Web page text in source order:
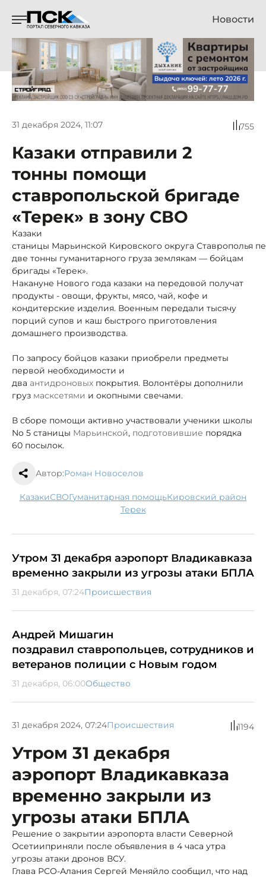
Новости
31 декабря 2024, 11:07 755
Казаки отправили 2
тонны помощи
ставропольской бригаде
«Терек» в зону СВО
Казаки
станицы Марьинской Кировского округа Ставрополья
две тонны гуманитарного груза землякам — бойцам
бригады «Терек».
Накануне Нового года казаки на передовой получат
продукты - овощи, фрукты, мясо, чай, кофе и
кондитерские изделия. Военным передали тысячу
порций супов и каш быстрого приготовления
домашнего производства.
По запросу бойцов казаки приобрели предметы
первой необходимости и
два антидроновых покрытия. Волонтёры дополнили
груз масксетями и окопными свечами.
В сборе помощи активно участвовали ученики школы
No 5 станицы Марьинской, подготовившие порядка
60 посылок.
Автор:Роман Новоселов
казаки СВО гуманитарная помощь
Кировский район
Терек
Утром 31 декабря аэропорт Владикавказа
временно закрыли из угрозы атаки БПЛА
31 декабря, 07:24Происшествия
Андрей Мишагин
поздравил ставропольцев, сотрудников и
ветеранов полиции с Новым годом
31 декабря, 06:00Общество
31 декабря 2024, 07:24Происшествия 1194
Утром 31 декабря
аэропорт Владикавказа
временно закрыли из
угрозы атаки БПЛА
Решение о закрытии аэропорта власти Северной
Осетииприняли после объявления в 4 часа утра
угрозы атаки дронов ВСУ.
Глава РСО-Алания Сергей Меняйло сообщил, что над